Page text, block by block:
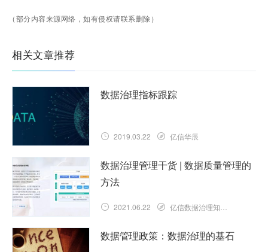
（部分内容来源网络，如有侵权请联系删除）
相关文章推荐
数据治理指标跟踪
2019.03.22 亿信华辰
数据治理管理干货 | 数据质量管理的
方法
2021.06.22 亿信数据治理知识库
数据管理政策：数据治理的基石